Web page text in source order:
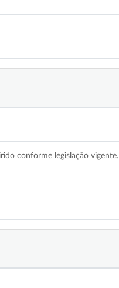
conforme legislação vigente.